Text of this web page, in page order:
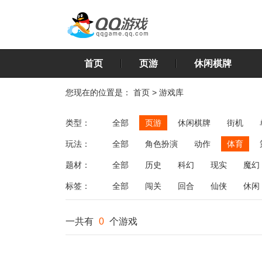
首页 页游 休闲棋牌
您现在的位置是： 首页 > 游戏库
类型： 全部 页游 休闲棋牌 街机
玩法： 全部 角色扮演 动作 体育
飞行
恋爱 第三人称射击 棋类
题材： 全部 历史 科幻 现实 魔幻
标签： 全部 闯关 回合 仙侠 休闲
一共有 0 个游戏